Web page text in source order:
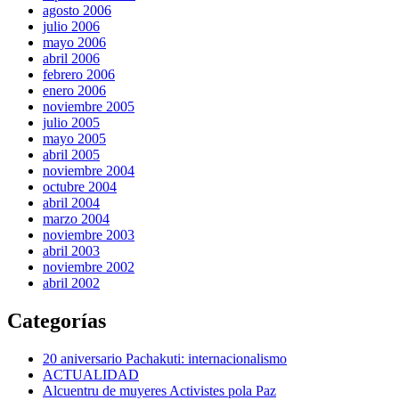
agosto 2006
julio 2006
mayo 2006
abril 2006
febrero 2006
enero 2006
noviembre 2005
julio 2005
mayo 2005
abril 2005
noviembre 2004
octubre 2004
abril 2004
marzo 2004
noviembre 2003
abril 2003
noviembre 2002
abril 2002
Categorías
20 aniversario Pachakuti: internacionalismo
ACTUALIDAD
Alcuentru de muyeres Activistes pola Paz